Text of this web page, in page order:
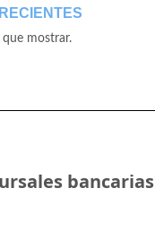
mostrar.
bancarias